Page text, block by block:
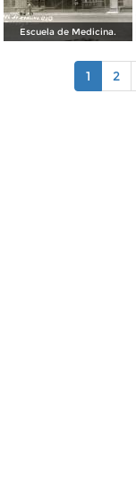
Escuela de Medicina.
1 2